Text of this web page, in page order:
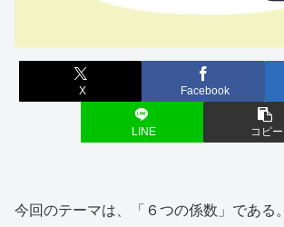
X Facebook
LINE コピー
今回のテーマは、「６つの係数」である。